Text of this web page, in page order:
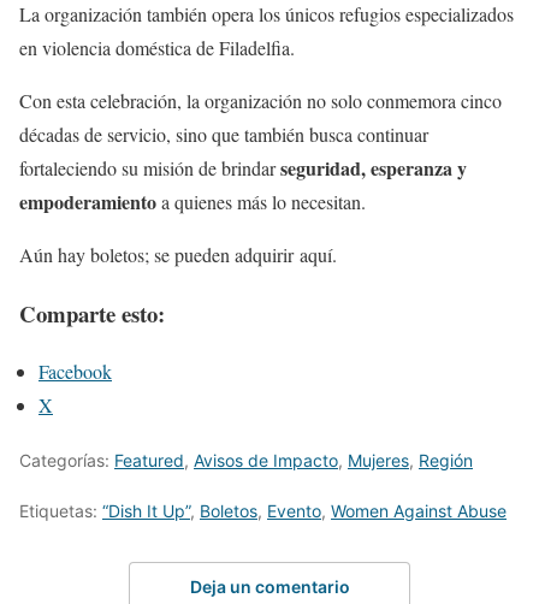
La organización también opera los únicos refugios especializados
en violencia doméstica de Filadelfia.
Con esta celebración, la organización no solo conmemora cinco
décadas de servicio, sino que también busca continuar
fortaleciendo su misión de brindarseguridad, esperanza y
empoderamientoa quienes más lo necesitan.
Aún hay boletos; se pueden adquirir aquí.
Comparte esto:
Facebook
X
Categorías: Featured, Avisos de Impacto, Mujeres, Región
Etiquetas: “Dish It Up”, Boletos, Evento, Women Against Abuse
Deja un comentario